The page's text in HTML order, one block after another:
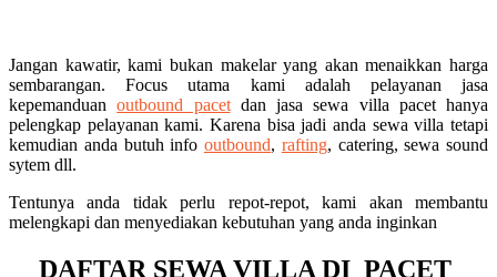
Jangan kawatir, kami bukan makelar yang akan menaikkan harga
sembarangan. Focus utama kami adalah pelayanan jasa
kepemanduanoutbound pacetdan jasa sewa villa pacet hanya
pelengkap pelayanan kami. Karena bisa jadi anda sewa villa tetapi
kemudian anda butuh info outbound, rafting, catering, sewa sound
sytem dll.
Tentunya anda tidak perlu repot-repot, kami akan membantu
melengkapi dan menyediakan kebutuhan yang anda inginkan
DAFTAR SEWA VILLA DI PACET